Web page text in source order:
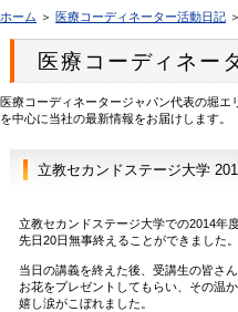
ホーム ＞ 医療コーディネーター活動日記
医療コーディネー
医療コーディネータージャパン代表の堀
を中心に当社の最新情報をお届けします。
立教セカンドステージ大学
立教セカンドステージ大学での2014年
先日20日無事終えることができました。
当日の講義を終えた後、受講生の皆さ
お花をプレゼントしてもらい、その温
嬉し涙がこぼれました。